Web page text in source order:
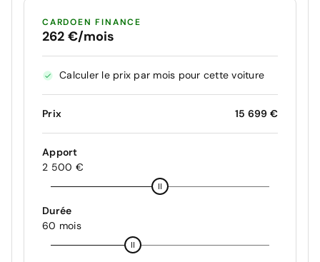
CARDOEN FINANCE
262 €/mois
Calculer le prix par mois pour cette voiture
Prix 15 699 €
Apport
2 500 €
Durée
60 mois